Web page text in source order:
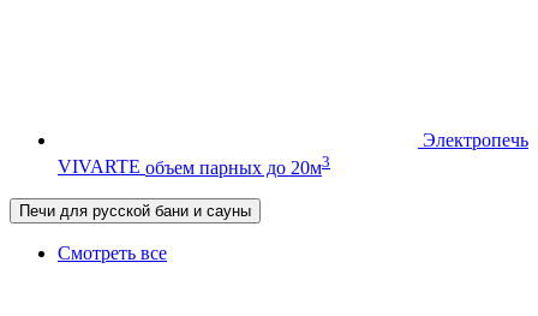
Электропечь
VIVARTE объем парных до 20м3
Печи для русской бани и сауны
Смотреть все